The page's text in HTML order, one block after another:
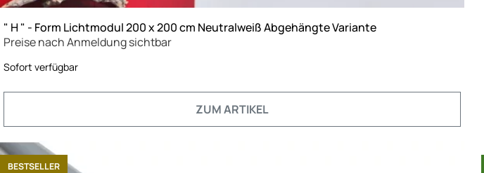
" H " - Form Lichtmodul 200 x 200 cm Neutralweiß Abgehängte Variante
Preise nach Anmeldung sichtbar
Sofort verfügbar
ZUM ARTIKEL
BESTSELLER